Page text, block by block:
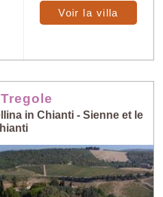
Voir la villa
in Chianti - Sienne et le